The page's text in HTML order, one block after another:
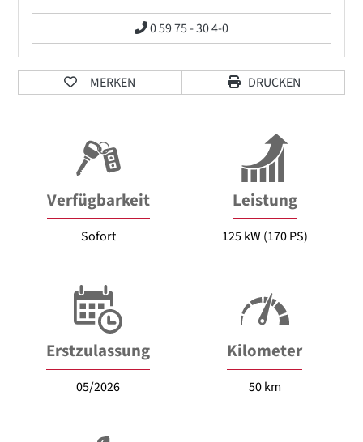
0 59 75 - 30 4-0
MERKEN DRUCKEN
Verfügbarkeit
Sofort
Leistung
125 kW (170 PS)
Erstzulassung
05/2026
Kilometer
50 km